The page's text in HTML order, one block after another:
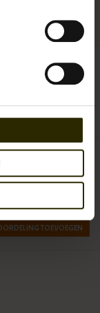
TOEVOEGEN